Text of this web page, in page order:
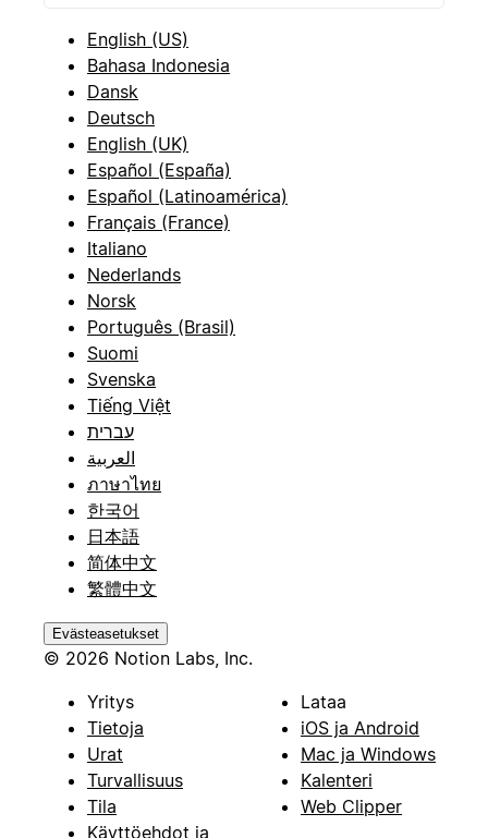
English (US)
Bahasa Indonesia
Dansk
Deutsch
English (UK)
Español (España)
Español (Latinoamérica)
Français (France)
Italiano
Nederlands
Norsk
Português (Brasil)
Suomi
Svenska
Tiếng Việt
עברית
العربية
ภาษาไทย
한국어
日本語
简体中文
繁體中文
Evästeasetukset
© 2026 Notion Labs, Inc.
Yritys
Tietoja
Urat
Turvallisuus
Tila
Käyttöehdot ja
Lataa
iOS ja Android
Mac ja Windows
Kalenteri
Web Clipper